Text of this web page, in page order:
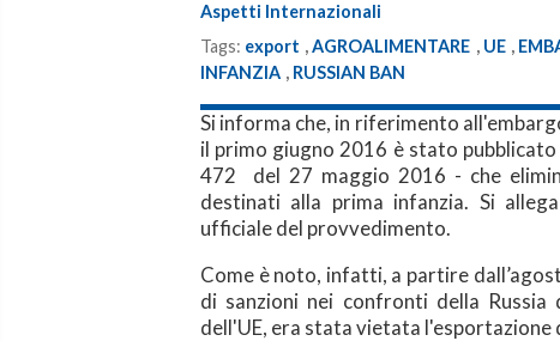
Aspetti Internazionali
Tags: export ,AGROALIMENTARE , UE ,
INFANZIA , RUSSIAN BAN
Si informa che, in riferimento
il primo giugno 2016 è stato
472 del 27 maggio 2016 - che
destinati alla prima infanzia. Si
ufficiale del provvedimento.
Come è noto, infatti, a partire
di sanzioni nei confronti della
dell'UE, era stata vietata l'esportazione